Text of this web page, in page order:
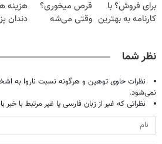
برای فروش؟ با
کارنامه به بهترین
قرص میخوری؟
وقتی می‌شه
هزینه
دندان
نظر شما
نظرات حاوی توهین و هرگونه نسبت ناروا به
نمی‌شود.
نظراتی که غیر از زبان فارسی یا غیر مرتبط با